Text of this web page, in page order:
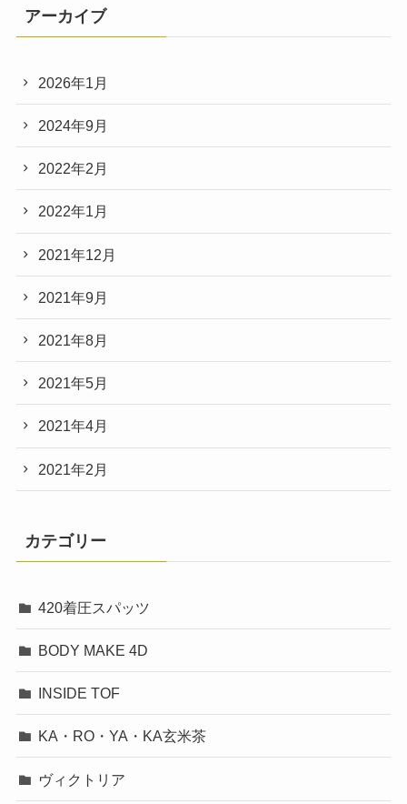
アーカイブ
2026年1月
2024年9月
2022年2月
2022年1月
2021年12月
2021年9月
2021年8月
2021年5月
2021年4月
2021年2月
カテゴリー
420着圧スパッツ
BODY MAKE 4D
INSIDE TOF
KA・RO・YA・KA玄米茶
ヴィクトリア